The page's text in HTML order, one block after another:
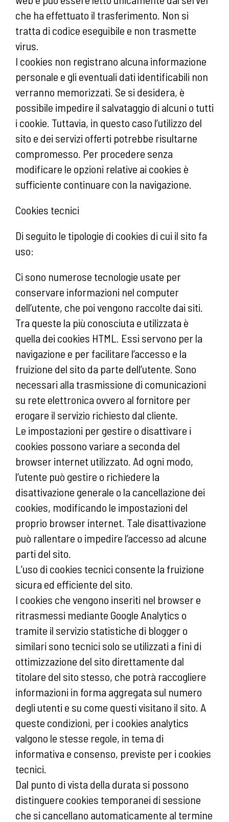
che ha effettuato il trasferimento. Non si
tratta di codice eseguibile e non trasmette
virus.
I cookies non registrano alcuna informazione
personale e gli eventuali dati identificabili non
verranno memorizzati. Se si desidera, è
possibile impedire il salvataggio di alcuni o tutti
i cookie. Tuttavia, in questo caso l’utilizzo del
sito e dei servizi offerti potrebbe risultarne
compromesso. Per procedere senza
modificare le opzioni relative ai cookies è
sufficiente continuare con la navigazione.
Cookies tecnici
Di seguito le tipologie di cookies di cui il sito fa
uso:
Ci sono numerose tecnologie usate per
conservare informazioni nel computer
dell’utente, che poi vengono raccolte dai siti.
Tra queste la più conosciuta e utilizzata è
quella dei cookies HTML. Essi servono per la
navigazione e per facilitare l’accesso e la
fruizione del sito da parte dell’utente. Sono
necessari alla trasmissione di comunicazioni
su rete elettronica ovvero al fornitore per
erogare il servizio richiesto dal cliente.
Le impostazioni per gestire o disattivare i
cookies possono variare a seconda del
browser internet utilizzato. Ad ogni modo,
l’utente può gestire o richiedere la
disattivazione generale o la cancellazione dei
cookies, modificando le impostazioni del
proprio browser internet. Tale disattivazione
può rallentare o impedire l’accesso ad alcune
parti del sito.
L’uso di cookies tecnici consente la fruizione
sicura ed efficiente del sito.
I cookies che vengono inseriti nel browser e
ritrasmessi mediante Google Analytics o
tramite il servizio statistiche di blogger o
similari sono tecnici solo se utilizzati a fini di
ottimizzazione del sito direttamente dal
titolare del sito stesso, che potrà raccogliere
informazioni in forma aggregata sul numero
degli utenti e su come questi visitano il sito. A
queste condizioni, per i cookies analytics
valgono le stesse regole, in tema di
informativa e consenso, previste per i cookies
tecnici.
Dal punto di vista della durata si possono
distinguere cookies temporanei di sessione
che si cancellano automaticamente al termine